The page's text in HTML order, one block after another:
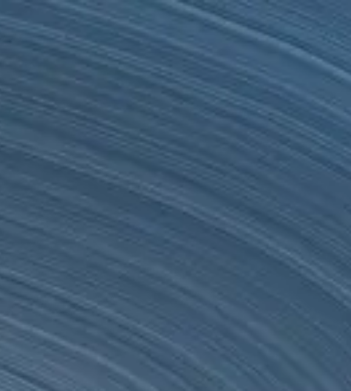
ERP Ecosystem
Ulises WMS
SEIDOR Products
Ulises WMS